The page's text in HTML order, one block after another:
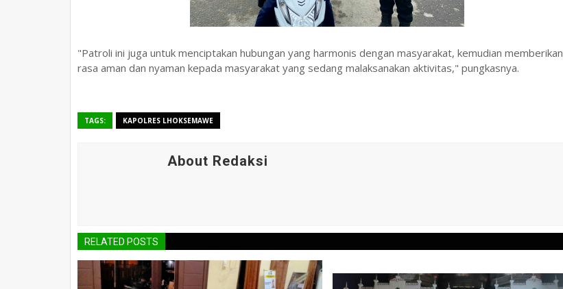
"Patroli ini juga untuk menciptakan hubungan yang harmonis dengan masyarakat, kemudian memberikan
rasa aman dan nyaman kepada masyarakat yang sedang malaksanakan aktivitas," pungkasnya.
TAGS: KAPOLRES LHOKSEMAWE
About Redaksi
RELATED POSTS